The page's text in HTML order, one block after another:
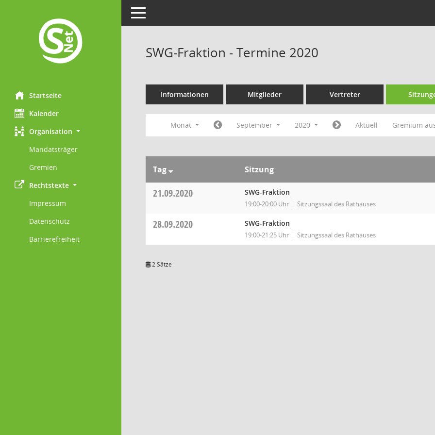
Startseite
Kalender
Organisation
Mandatsträger
Gremien
Rechtstexte
Impressum
Datenschutz
Barrierefreiheit
Toggle navigation
SWG-Fraktion - Termine 2020
Informationen Mitglieder Vertreter
Monat September 2020 Aktuell Gremium
Tag Sitzung
21.09.2020 SWG-Fraktion
19:00-20:00 Uhr Sitzungssaal des Rathauses
28.09.2020 SWG-Fraktion
19:00-21:25 Uhr Sitzungssaal des Rathauses
2 Sätze